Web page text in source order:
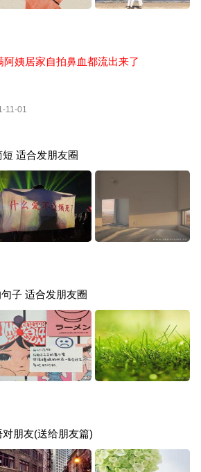
阿姨居家自拍鼻血都流出来了
11-01
适合发朋友圈
子 适合发朋友圈
朋友(送给朋友篇)